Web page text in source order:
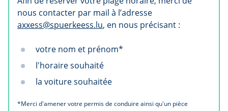
nous contacter par mail à l’adresse
axxess@spuerkeess.lu, en nous précisant :
votre nom et prénom*
l'horaire souhaité
la voiture souhaitée
*Merci d'amener votre permis de conduire ainsi qu'un pièce